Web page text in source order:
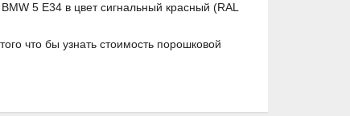
5 E34 в цвет сигнальный красный (RAL
что бы узнать стоимость порошковой